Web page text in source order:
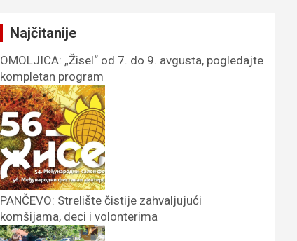
Najčitanije
OMOLJICA: „Žisel“ od 7. do 9. avgusta, pogledajte
kompletan program
PANČEVO: Strelište čistije zahvaljujući
komšijama, deci i volonterima